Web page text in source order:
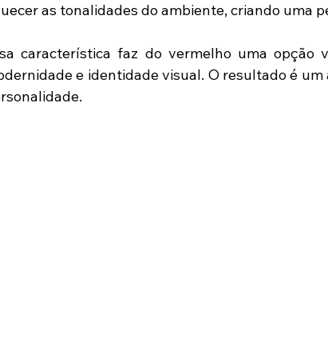
as tonalidades do ambiente, criando uma
característica faz do vermelho uma opção
e identidade visual. O resultado é